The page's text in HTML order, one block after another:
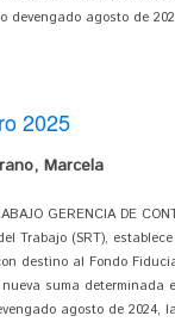
devengado agosto de
2025
Marcela
GERENCIA DE
Trabajo (SRT),
destino al Fondo
suma
agosto de 2024,